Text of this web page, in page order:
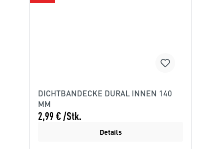
DICHTBANDECKE DURAL INNEN 140
MM
2,99 € /Stk.
Details